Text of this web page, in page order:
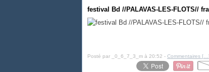
festival Bd //PALAVAS-LES-FLOTS//
Posté par _0_6_7_3_m à 20:52 - Commentaires [ ]